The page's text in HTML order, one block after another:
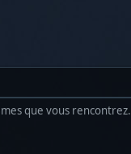
que vous rencontrez.